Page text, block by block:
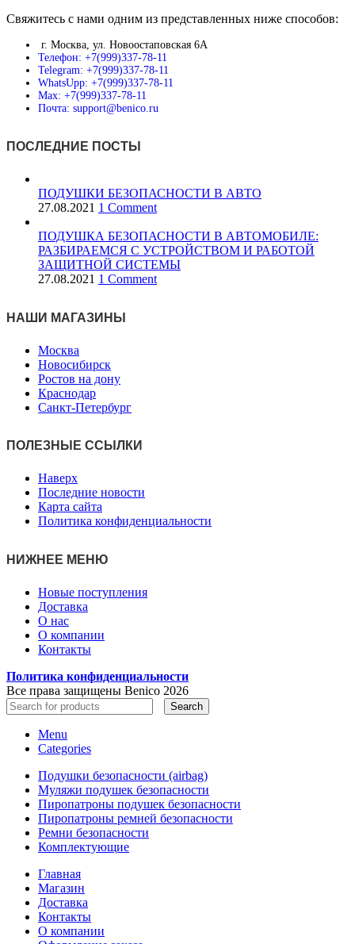
Свяжитесь с нами одним из представленных ниже способов:
г. Москва, ул. Новоостаповская 6А
Телефон: +7(999)337-78-11
Telegram: +7(999)337-78-11
WhatsUpp: +7(999)337-78-11
Max: +7(999)337-78-11
Почта: support@benico.ru
ПОСЛЕДНИЕ ПОСТЫ
ПОДУШКИ БЕЗОПАСНОСТИ В АВТО
27.08.2021 1 Comment
ПОДУШКА БЕЗОПАСНОСТИ В АВТОМОБИЛЕ:
РАЗБИРАЕМСЯ С УСТРОЙСТВОМ И РАБОТОЙ
ЗАЩИТНОЙ СИСТЕМЫ
27.08.2021 1 Comment
НАШИ МАГАЗИНЫ
Москва
Новосибирск
Ростов на дону
Краснодар
Санкт-Петербург
ПОЛЕЗНЫЕ ССЫЛКИ
Наверх
Последние новости
Карта сайта
Политика конфиденциальности
НИЖНЕЕ МЕНЮ
Новые поступления
Доставка
О нас
О компании
Контакты
Политика конфиденциальности
Все права защищены Benico 2026
Search
Menu
Categories
Подушки безопасности (airbag)
Муляжи подушек безопасности
Пиропатроны подушек безопасности
Пиропатроны ремней безопасности
Ремни безопасности
Комплектующие
Главная
Магазин
Доставка
Контакты
О компании